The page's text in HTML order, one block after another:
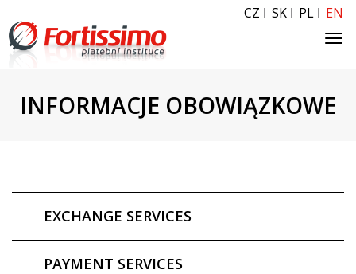
CZ SK PL EN
INFORMACJE OBOWIĄZKOWE
EXCHANGE SERVICES
PAYMENT SERVICES